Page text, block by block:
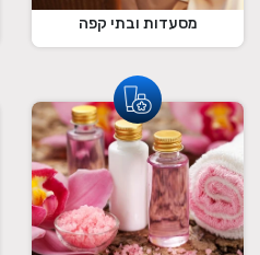
מסעדות ובתי קפה